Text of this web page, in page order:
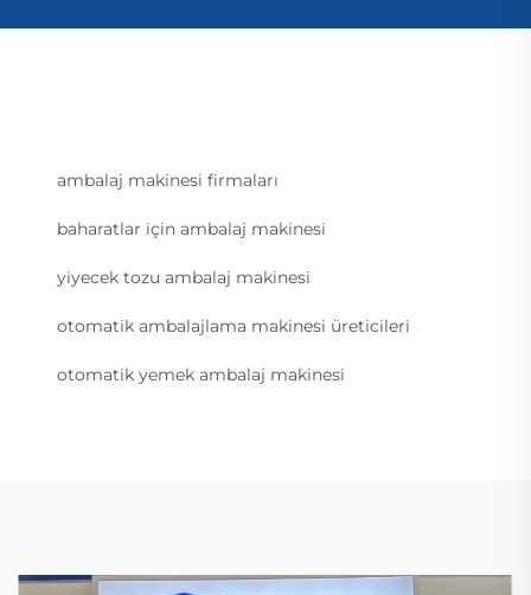
ambalaj makinesi firmaları
baharatlar için ambalaj makinesi
yiyecek tozu ambalaj makinesi
otomatik ambalajlama makinesi üreticileri
otomatik yemek ambalaj makinesi